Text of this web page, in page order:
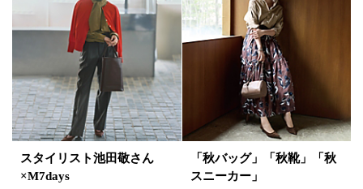
画像小 画像大
30件 90件
並び順 おすすめ順
人気順
新着順
価格が安い順
価格が高い順
値下げ実施日順
スタイリスト池田敬さん
×M7days
「秋バッグ」「秋靴」「秋
スニーカー」